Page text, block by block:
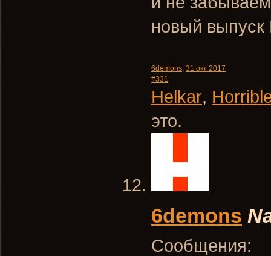
новый
6demons, 31 окт 2017
#331
Helkar,
это.
6demons
Сообщения: